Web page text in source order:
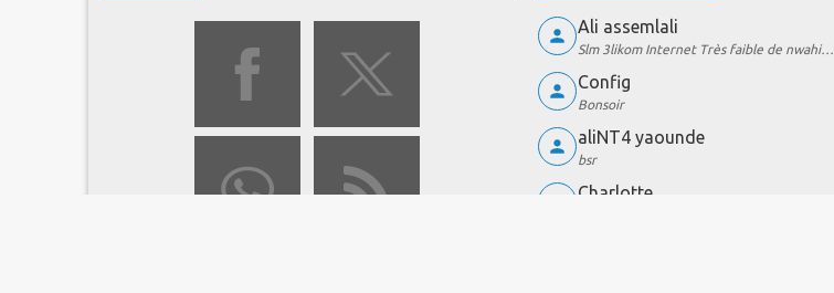
Ali assemlali
Slm 3likom Internet Très faible de nwahi…
Config
Bonsoir
aliNT4 yaounde
bsr
Charlotte